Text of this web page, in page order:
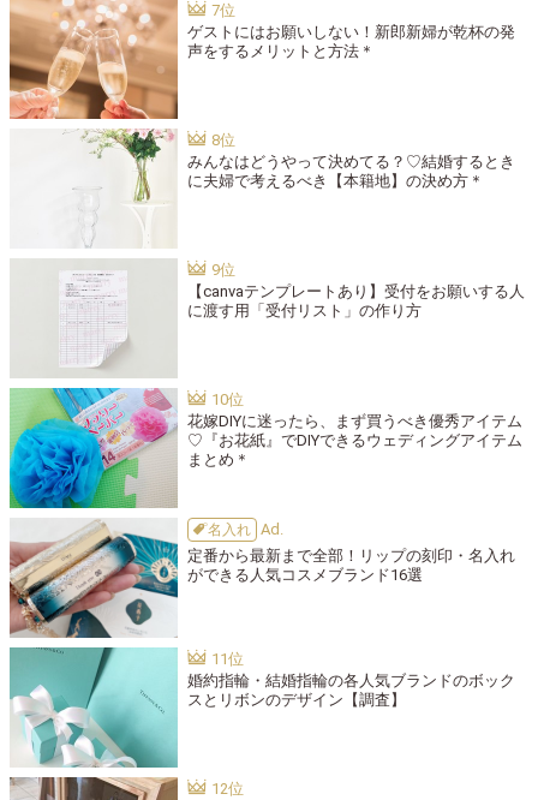
ゲストにはお願いしない！新郎新婦が乾杯の発
声をするメリットと方法＊
みんなはどうやって決めてる？♡結婚するとき
に夫婦で考えるべき【本籍地】の決め方＊
【canvaテンプレートあり】受付をお願いする人
に渡す用「受付リスト」の作り方
花嫁DIYに迷ったら、まず買うべき優秀アイテム
♡『お花紙』でDIYできるウェディングアイテム
まとめ＊
名入れ
定番から最新まで全部！リップの刻印・名入れ
ができる人気コスメブランド16選
婚約指輪・結婚指輪の各人気ブランドのボック
スとリボンのデザイン【調査】